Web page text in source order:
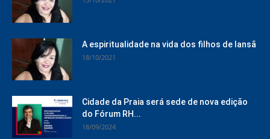
A espiritualidade na vida dos filhos de Iansã
18/10/2021
Cidade da Praia será sede de nova edição
do Fórum RH...
18/09/2024